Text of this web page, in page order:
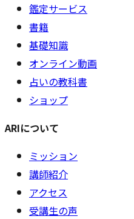
鑑定サービス
書籍
基礎知識
オンライン動画
占いの教科書
ショップ
ARIについて
ミッション
講師紹介
アクセス
受講生の声